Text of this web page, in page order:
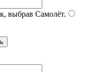
выбрав Самолёт.